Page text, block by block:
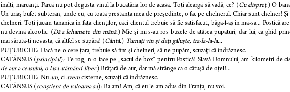
înalţi, marcanţi. Parcă nu pot degusta vinul la bucătăria lor de acasă. Toţi aleargă să vadă, ce? ( Cu dispreţ.) O
Un uriaş bufet subteran, unde eu, cu toată prestanţa mea de preşedinte, o fac pe chelnerul. Chiar sunt chelner!
chelneri. Toţi jucăm tananica în faţa clienţilor, căci clientul trebuie să fie satisfăcut, băga-l-aş în mă-sa... Postică
nu devină alcoolic. (Dă a lehamete din mână.) Mie şi mi s-au ros buzele de atâtea pupături, dar lui, ca ghid
mai sărută-ţi nevasta, că altfel se supără! ( Cântă.) Turnaţi vin şi daţi găluşte, tra-la-la-la...
PUŢURICHE: Dacă ne-o cere ţara, trebuie să fim şi chelneri, să ne pupăm, scuzaţi că îndrăznesc.
CATĂNSUS (principial): Te rog, n-o face pe „sacul de box” pentru Postică! Slavă Domnului, am kilometri de
de aur a ceasului, o lăsă atârnând liber.) Brăţară de aur, dar mă strânge ca o cătuşă de oţel!...
PUŢURICHE: Nuam, ci avemcisterne, scuzaţi că îndrăznesc.
CATĂNSUS ( conştient de valoarea sa): Ba am! Am, că eu le-am adus din Franţa, nu voi.